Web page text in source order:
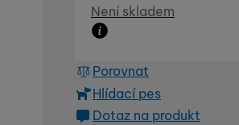
Dostupnost
Není skladem
Porovnat
Hlídací pes
Dotaz na produkt